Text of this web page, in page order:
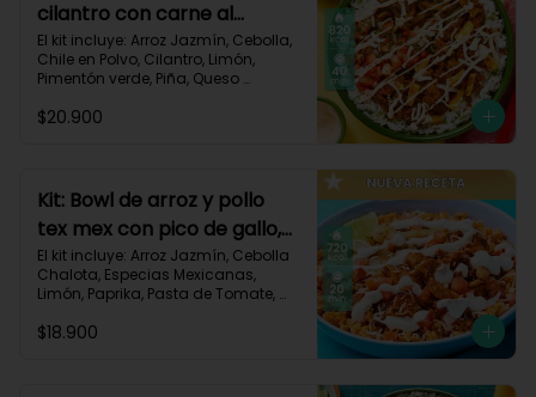
cilantro con carne al
pastor y pico de gallo-84
El kit incluye: Arroz Jazmín, Cebolla,
Chile en Polvo, Cilantro, Limón,
Pimentón verde, Piña, Queso
(150g/p), Sour Cream, Tomate,
Grasas 46g | Proteínas 30g
$20.900
Kit: Bowl de arroz y pollo
tex mex con pico de gallo,
queso y sour cream-147
El kit incluye: Arroz Jazmín, Cebolla
Chalota, Especias Mexicanas,
Limón, Paprika, Pasta de Tomate,
Sour Cream, Tomate, Receta
$18.900